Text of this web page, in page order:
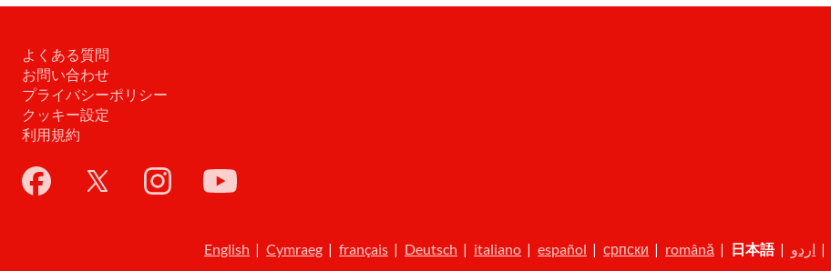
よくある質問
お問い合わせ
プライバシーポリシー
クッキー設定
利用規約
English | Cymraeg | français | Deutsch | italiano | español | српски | română | 日本語| اردو |